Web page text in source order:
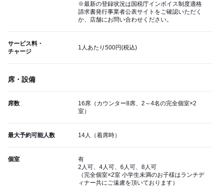
※最新の登録状況は国税庁インボイス制度適格
請求書発行事業者公表サイトをご確認いただく
か、店舗にお問い合わせください。
サービス料・
チャージ
1人あたり500円(税込)
席・設備
席数
16席（カウンター8席、2～4名の完全個室×2
室）
最大予約可能人数 14人（着席時）
個室
有
2人可、4人可、6人可、8人可
（完全個室×2室 小学生未満のお子様はランチデ
ィナー共にご遠慮を頂いております）